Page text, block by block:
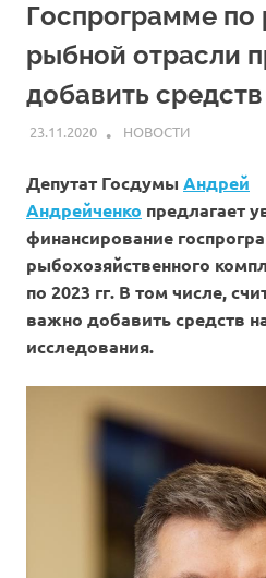
Госпрограмме по
рыбной отрасли
добавить средств
23.11.2020 ARPP
НОВОСТИ
Депутат Госдумы Андрей
Андрейченко предлагает
финансирование
рыбохозяйственного
по 2023 гг. В том числе,
важно добавить средств
исследования.